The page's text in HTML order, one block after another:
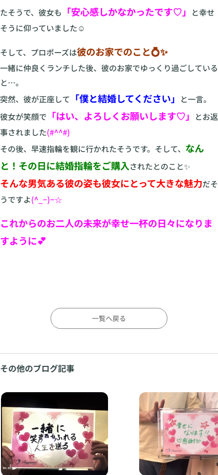
たそうで、彼女も 「安心感しかなかったです♡」
と幸せ
そうに仰っていました☺️
そして、プロポーズは彼のお家でのこと💍✨
一緒に仲良くランチした後、彼のお家でゆっくり過ごしている
と…。
突然、彼が正座して 「僕と結婚してください」
と一言。
彼女が笑顔で 「はい、よろしくお願いします♡」
とお返
事されました(#^^#)
その後、早速指輪を観に行かれたそうです。そして、 なん
と！その日に結婚指輪をご購入されたとのこと✨
そんな男気ある彼の姿も彼女にとって大きな魅力だそ
うですよ(^_−)−☆
これからのお二人の未来が幸せ一杯の日々になりま
すように💕
一覧へ戻る
その他のブログ記事